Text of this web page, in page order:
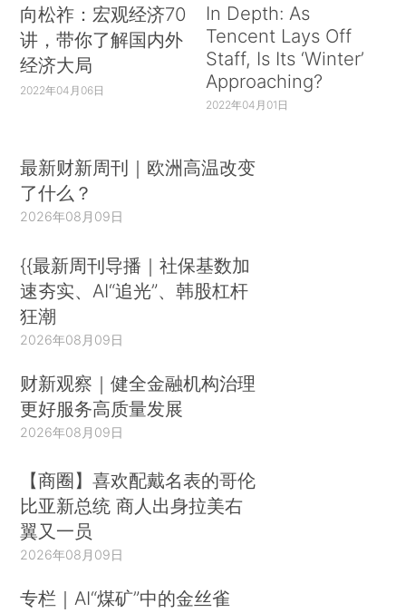
向松祚：宏观经济70
讲，带你了解国内外
经济大局
2022年04月06日
In Depth: As
Tencent Lays Off
Staff, Is Its ‘Winter’
Approaching?
2022年04月01日
最新财新周刊｜欧洲高温改变
了什么？
2026年08月09日
{{最新周刊导播｜社保基数加
速夯实、AI“追光”、韩股杠杆
狂潮
2026年08月09日
财新观察｜健全金融机构治理
更好服务高质量发展
2026年08月09日
【商圈】喜欢配戴名表的哥伦
比亚新总统 商人出身拉美右
翼又一员
2026年08月09日
专栏｜AI“煤矿”中的金丝雀